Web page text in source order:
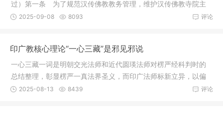
过）第一条 为了规范汉传佛教教务管理，维护汉传佛教寺院主
要教职人
评论
2025-09-08 8093
印广教核心理论“一心三藏”是邪见邪说
一心三藏一词是明朝交光法师和近代圆瑛法师对楞严经科判时的
总结整理，彰显楞严一真法界圣义，而印广法师标新立异，以偏
概全，倡
评论
2025-08-13 8439